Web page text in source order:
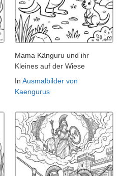
Mama Känguru und ihr
Kleines auf der Wiese
In Ausmalbilder von
Kaengurus